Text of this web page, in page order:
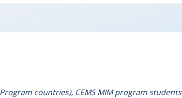
countries), CEMS MIM program ​students